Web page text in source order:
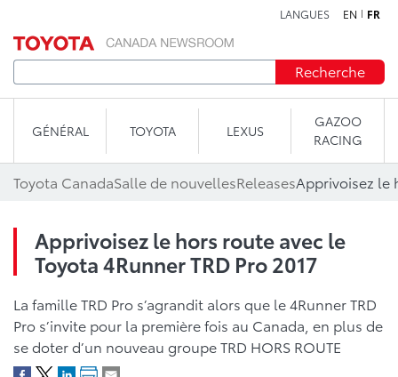
LANGUES EN FR
Recherche
GÉNÉRAL TOYOTA LEXUS
GAZOO
RACING
Toyota CanadaSalle de nouvellesReleases
Apprivoisez le hors route avec le
Toyota 4Runner TRD Pro 2017
La famille TRD Pro s’agrandit alors que le 4Runner TRD
Pro s’invite pour la première fois au Canada, en plus de
se doter d’un nouveau groupe TRD HORS ROUTE